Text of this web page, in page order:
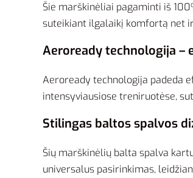
Šie marškinėliai pagaminti iš
suteikiant ilgalaikį komfortą net
Aeroready technologija –
Aeroready technologija padeda
intensyviausiose treniruotėse,
Stilingas baltos spalvos
Šių marškinėlių balta spalva
universalus pasirinkimas,